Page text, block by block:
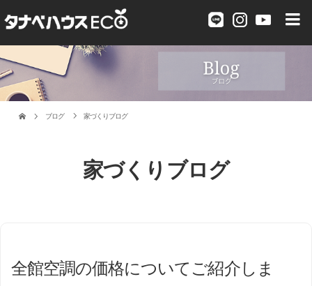
ブログ 家づくりブログ
家づくりブログ
全館空調の価格についてご紹介しま